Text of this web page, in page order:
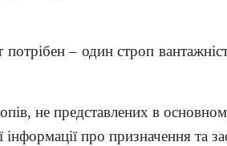
– один строп
не представлених в
про призначення та